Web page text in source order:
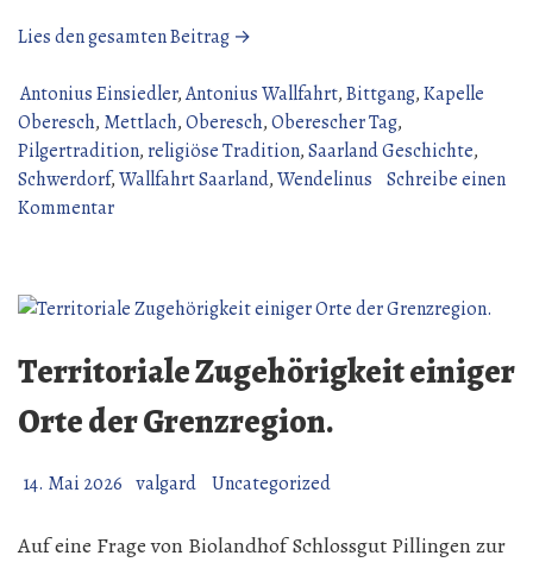
Lies den gesamten Beitrag →
Oberesch
192
Jahre
seit
Antonius Einsiedler,Antonius Wallfahrt,Bittgang,Kapelle
Oberesch, Mettlach,Oberesch,Oberescher Tag,
Pilgertradition,religiöse Tradition,Saarland Geschichte,
Schwerdorf,Wallfahrt Saarland,Wendelinus Schreibe einen
Kommentarzu
192
seit
Mai
Territoriale Zugehörigkeit einiger
Orte der Grenzregion.
14. Mai 2026 valgard Uncategorized
Auf eine Frage von Biolandhof Schlossgut Pillingen zur